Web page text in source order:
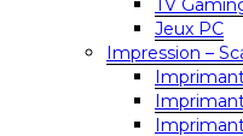
TV
Jeux PC
Impression –